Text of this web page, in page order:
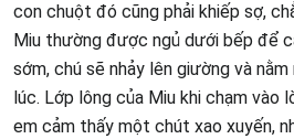
con chuột đó cũng phải khiếp sợ,
Miu thường được ngủ dưới bếp để
sớm, chú sẽ nhảy lên giường và
lúc. Lớp lông của Miu khi chạm vào
em cảm thấy một chút xao xuyến,